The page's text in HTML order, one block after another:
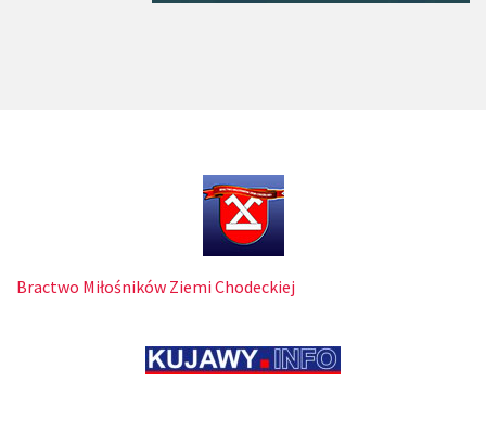
Bractwo Miłośników Ziemi Chodeckiej